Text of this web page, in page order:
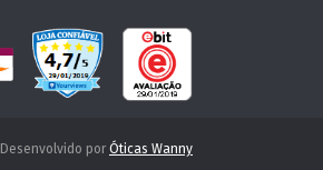
Desenvolvido por Óticas Wanny